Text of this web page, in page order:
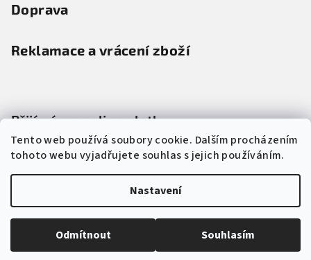
Tento web používá soubory cookie. Dalším procházením
tohoto webu vyjadřujete souhlas s jejich používáním.
Nastavení
Odmítnout Souhlasím
Doprava
Reklamace a vrácení zboží
Přijímáme online platby
nastavení cookies
Vytvořil Shoptet